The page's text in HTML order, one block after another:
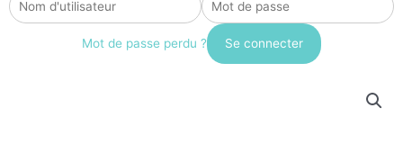
Mot de passe perdu ?